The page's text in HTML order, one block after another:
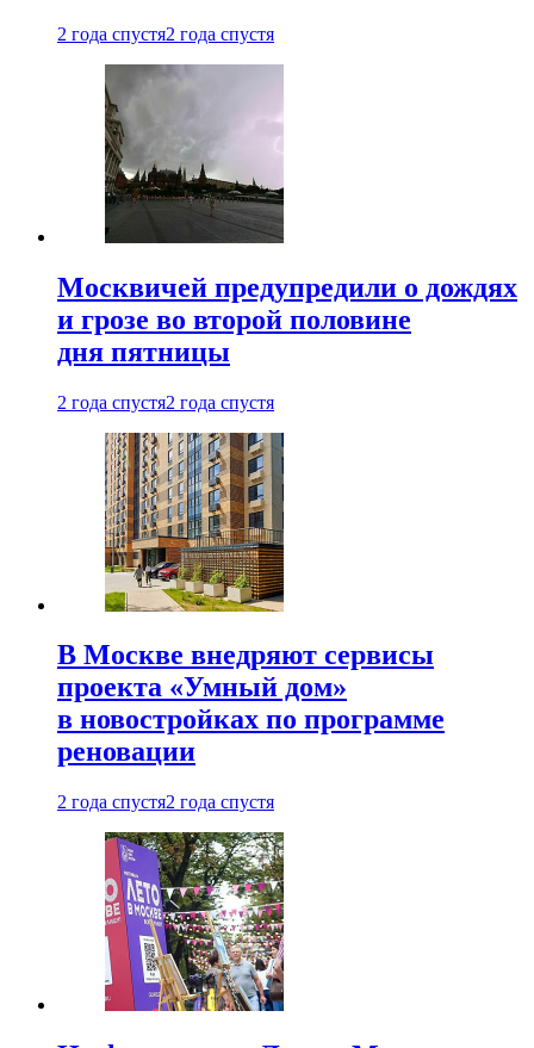
2 года спустя2 года спустя
Москвичей предупредили о дождях
и грозе во второй половине
дня пятницы
2 года спустя2 года спустя
В Москве внедряют сервисы
проекта «Умный дом»
в новостройках по программе
реновации
2 года спустя2 года спустя